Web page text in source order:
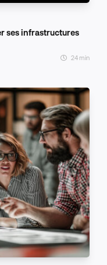
ses infrastructures
24 min